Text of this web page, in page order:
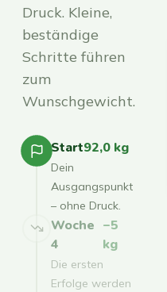
Druck. Kleine,
beständige
Schritte führen
zum
Wunschgewicht.
Start92,0 kg
Dein
Ausgangspunkt
– ohne Druck.
Woche
4
−5
kg
Die ersten
Erfolge werden